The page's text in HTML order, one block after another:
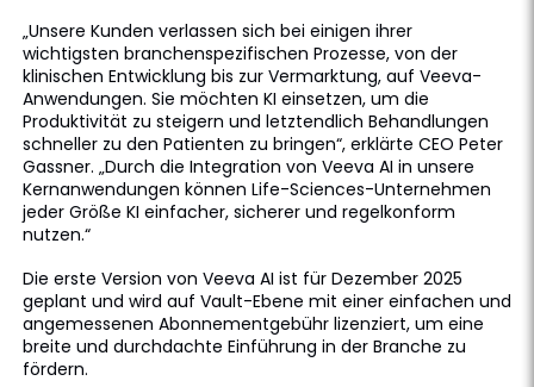
„Unsere Kunden verlassen sich bei einigen ihrer
wichtigsten branchenspezifischen Prozesse, von der
klinischen Entwicklung bis zur Vermarktung, auf Veeva-
Anwendungen. Sie möchten KI einsetzen, um die
Produktivität zu steigern und letztendlich Behandlungen
schneller zu den Patienten zu bringen“, erklärte CEO Peter
Gassner. „Durch die Integration von Veeva AI in unsere
Kernanwendungen können Life-Sciences-Unternehmen
jeder Größe KI einfacher, sicherer und regelkonform
nutzen.“
Die erste Version von Veeva AI ist für Dezember 2025
geplant und wird auf Vault-Ebene mit einer einfachen und
angemessenen Abonnementgebühr lizenziert, um eine
breite und durchdachte Einführung in der Branche zu
fördern.